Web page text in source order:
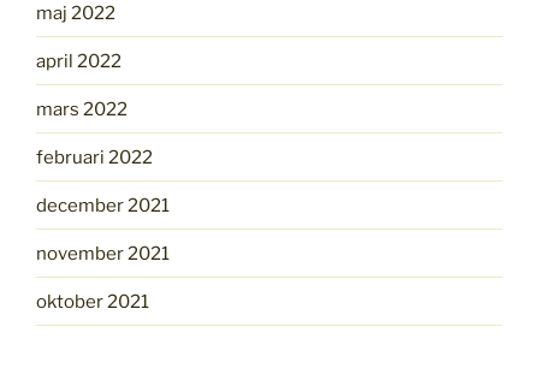
maj 2022
april 2022
mars 2022
februari 2022
december 2021
november 2021
oktober 2021